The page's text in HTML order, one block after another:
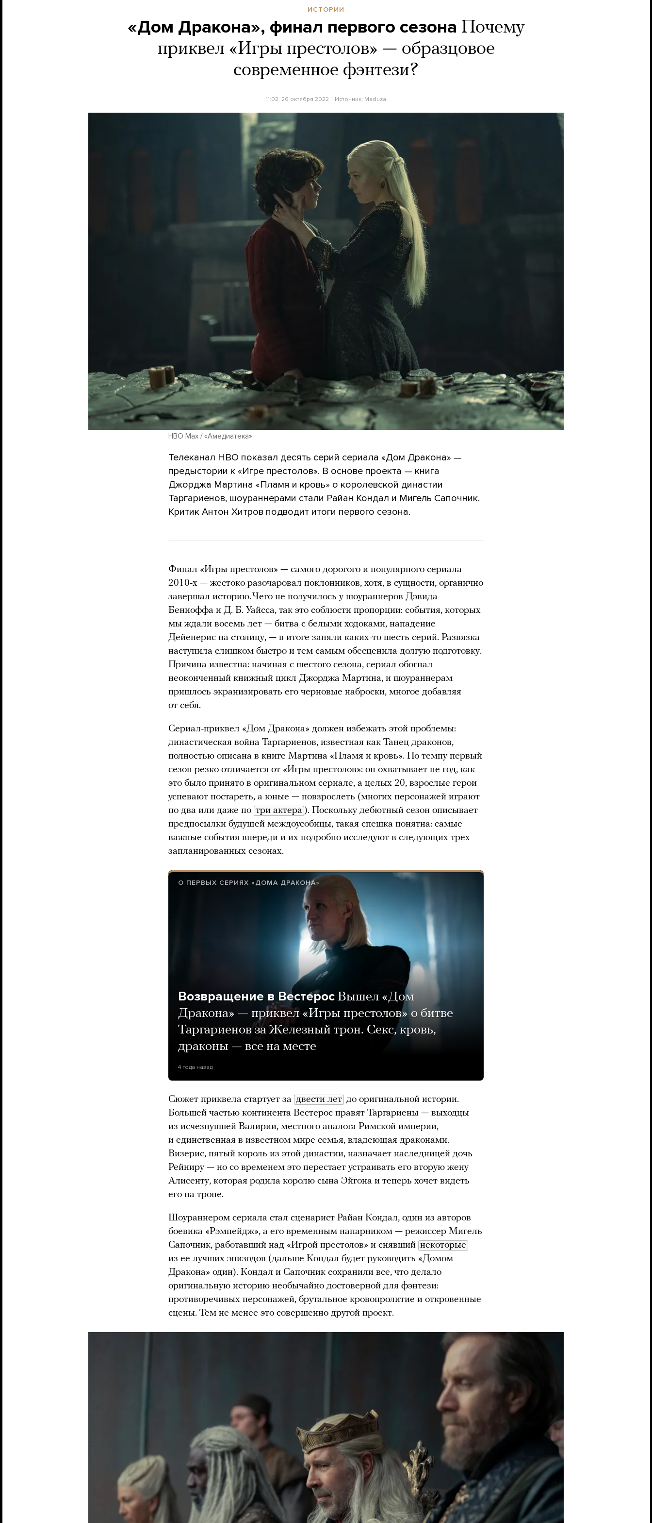
ИСТОРИИ
«Дом Дракона», финал первого сезона Почему
приквел «Игры престолов» — образцовое
современное фэнтези?
11:02, 26 октября 2022 Источник: Meduza
HBO Max / «Амедиатека»
Телеканал HBO показал десять серий сериала «Дом Дракона» —
предыстории к «Игре престолов». В основе проекта — книга
Джорджа Мартина «Пламя и кровь» о королевской династии
Таргариенов, шоураннерами стали Райан Кондал и Мигель Сапочник.
Критик Антон Хитров подводит итоги первого сезона.
Финал «Игры престолов» — самого дорогого и популярного сериала
2010-х — жестоко разочаровал поклонников, хотя, в сущности, органично
завершал историю. Чего не получилось у шоураннеров Дэвида
Бениоффа и Д. Б. Уайсса, так это соблюсти пропорции: события, которых
мы ждали восемь лет — битва с белыми ходоками, нападение
Дейенерис на столицу, — в итоге заняли каких-то шесть серий. Развязка
наступила слишком быстро и тем самым обесценила долгую подготовку.
Причина известна: начиная с шестого сезона, сериал обогнал
неоконченный книжный цикл Джорджа Мартина, и шоураннерам
пришлось экранизировать его черновые наброски, многое добавляя
от себя.
Сериал-приквел «Дом Дракона» должен избежать этой проблемы:
династическая война Таргариенов, известная как Танец драконов,
полностью описана в книге Мартина «Пламя и кровь». По темпу первый
сезон резко отличается от «Игры престолов»: он охватывает не год, как
это было принято в оригинальном сериале, а целых 20, взрослые герои
успевают постареть, а юные — повзрослеть (многих персонажей играют
по два или даже по три актера ). Поскольку дебютный сезон описывает
предпосылки будущей междоусобицы, такая спешка понятна: самые
важные события впереди и их подробно исследуют в следующих трех
запланированных сезонах.
О ПЕРВЫХ СЕРИЯХ «ДОМА ДРАКОНА»
Возвращение в Вестерос Вышел «Дом
Дракона» — приквел «Игры престолов» о битве
Таргариенов за Железный трон. Секс, кровь,
драконы — все на месте
4 года назад
Сюжет приквела стартует за двести лет до оригинальной истории.
Большей частью континента Вестерос правят Таргариены — выходцы
из исчезнувшей Валирии, местного аналога Римской империи,
и единственная в известном мире семья, владеющая драконами.
Визерис, пятый король из этой династии, назначает наследницей дочь
Рейниру — но со временем это перестает устраивать его вторую жену
Алисенту, которая родила королю сына Эйгона и теперь хочет видеть
его на троне.
Шоураннером сериала стал сценарист Райан Кондал, один из авторов
боевика «Рэмпейдж», а его временным напарником — режиссер Мигель
Сапочник, работавший над «Игрой престолов» и снявший некоторые
из ее лучших эпизодов (дальше Кондал будет руководить «Домом
Дракона» один). Кондал и Сапочник сохранили все, что делало
оригинальную историю необычайно достоверной для фэнтези:
противоречивых персонажей, брутальное кровопролитие и откровенные
сцены. Тем не менее это совершенно другой проект.